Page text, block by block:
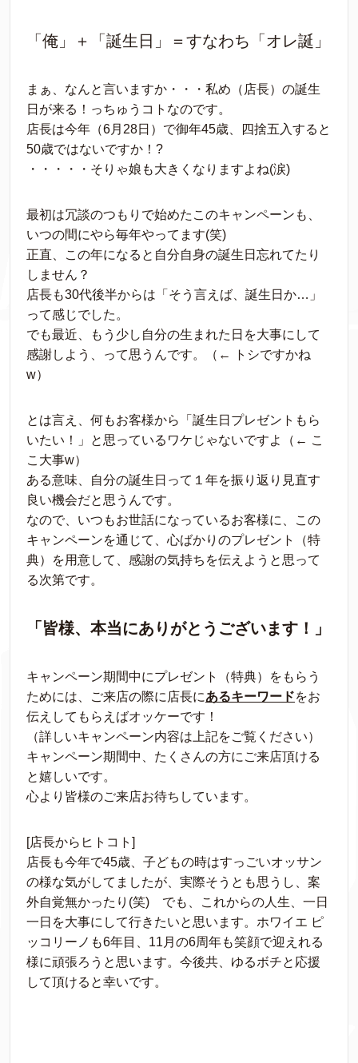
「俺」＋「誕生日」＝すなわち「オレ誕」
まぁ、なんと言いますか・・・私め（店長）の誕生
日が来る！っちゅうコトなのです。
店長は今年（6月28日）で御年45歳、四捨五入すると
50歳ではないですか！?
・・・・・そりゃ娘も大きくなりますよね(涙)
最初は冗談のつもりで始めたこのキャンペーンも、
いつの間にやら毎年やってます(笑)
正直、この年になると自分自身の誕生日忘れてたり
しません？
店長も30代後半からは「そう言えば、誕生日か…」
って感じでした。
でも最近、もう少し自分の生まれた日を大事にして
感謝しよう、って思うんです。（← トシですかね
w）
とは言え、何もお客様から「誕生日プレゼントもら
いたい！」と思っているワケじゃないですよ（← こ
こ大事w）
ある意味、自分の誕生日って１年を振り返り見直す
良い機会だと思うんです。
なので、いつもお世話になっているお客様に、この
キャンペーンを通じて、心ばかりのプレゼント（特
典）を用意して、感謝の気持ちを伝えようと思って
る次第です。
「皆様、本当にありがとうございます！」
キャンペーン期間中にプレゼント（特典）をもらう
ためには、ご来店の際に店長にあるキーワードをお
伝えしてもらえばオッケーです！
（詳しいキャンペーン内容は上記をご覧ください）
キャンペーン期間中、たくさんの方にご来店頂ける
と嬉しいです。
心より皆様のご来店お待ちしています。
[店長からヒトコト]
店長も今年で45歳、子どもの時はすっごいオッサン
の様な気がしてましたが、実際そうとも思うし、案
外自覚無かったり(笑) でも、これからの人生、一日
一日を大事にして行きたいと思います。ホワイエ ピ
ッコリーノも6年目、11月の6周年も笑顔で迎えれる
様に頑張ろうと思います。今後共、ゆるボチと応援
して頂けると幸いです。